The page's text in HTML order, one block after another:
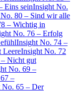
Eins seinInsight No.
80 – Sind wir alle
– Wichtig in
No. 76 – Erfolg
Insight No. 74 –
LeereInsight No. 72
Nicht gut
No. 69 –
–
No. 65 – Der